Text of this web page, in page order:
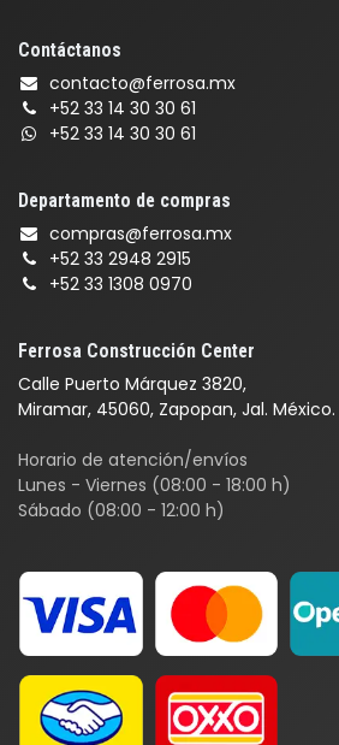
Ferrosa Construcción Center
Calle Puerto Márquez 3820,
Miramar, 45060, Zapopan, Jal. México.
Horario de atención/envíos
Lunes - Viernes (08:00 - 18:00 h)
Sábado (08:00 - 12:00 h)
Contáctanos
contacto@ferrosa.mx
+52 33 14 30 30 61
+52 33 14 30 30 61
Departamento de compras
compras@ferrosa.mx
+52 33 2948 2915
+52 33 1308 0970